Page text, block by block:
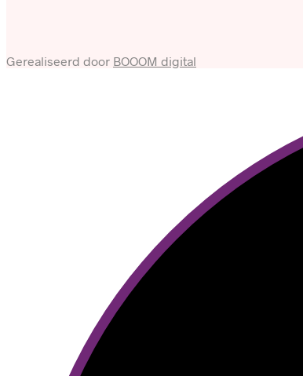
Gerealiseerd door BOOOM digital